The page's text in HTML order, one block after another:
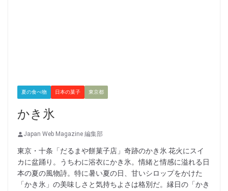
夏の食べ物 日本の菓子 東京都
かき氷
Japan Web Magazine 編集部
東京・十条「だるまや餅菓子店」奇跡のかき氷 花火にスイ
カに盆踊り。うちわに浴衣にかき氷。情緒と情感に溢れる日
本の夏の風物詩。特に暑い夏の日、甘いシロップをかけた
「かき氷」の美味しさと気持ちよさは格別だ。縁日の「かき